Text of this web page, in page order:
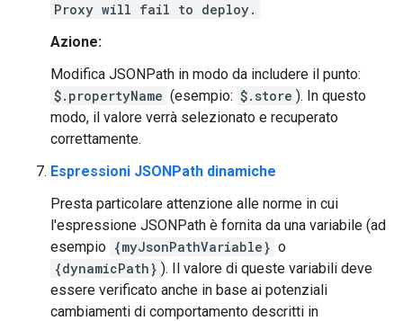
Proxy will fail to deploy.
Azione:
Modifica JSONPath in modo da includere il punto:
$.propertyName (esempio: $.store ). In questo
modo, il valore verrà selezionato e recuperato
correttamente.
Espressioni JSONPath dinamiche
Presta particolare attenzione alle norme in cui
l'espressione JSONPath è fornita da una variabile (ad
esempio {myJsonPathVariable} o
{dynamicPath} ). Il valore di queste variabili deve
essere verificato anche in base ai potenziali
cambiamenti di comportamento descritti in